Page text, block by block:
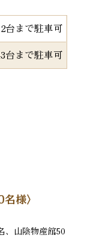
台まで駐車可
台まで駐車可
様〉
、山陰物産館50